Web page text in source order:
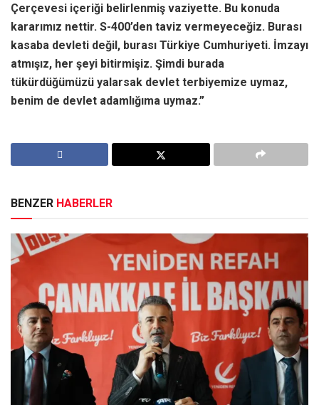
Çerçevesi içeriği belirlenmiş vaziyette. Bu konuda
kararımız nettir. S-400’den taviz vermeyeceğiz. Burası
kasaba devleti değil, burası Türkiye Cumhuriyeti. İmzayı
atmışız, her şeyi bitirmişiz. Şimdi burada
tükürdüğümüzü yalarsak devlet terbiyemize uymaz,
benim de devlet adamlığıma uymaz.”
BENZER HABERLER